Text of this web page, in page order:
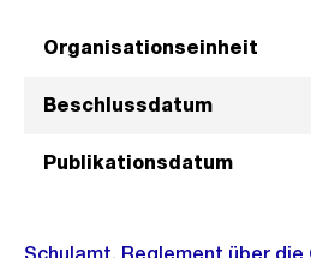
Organisationseinheit
Beschlussdatum
Publikationsdatum